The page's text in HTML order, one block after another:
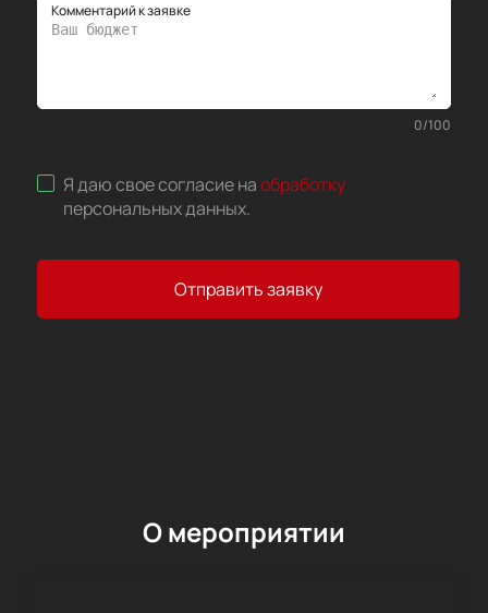
Комментарий к заявке
0/100
Я даю свое согласие наобработку
персональных данных.
Отправить заявку
О мероприятии